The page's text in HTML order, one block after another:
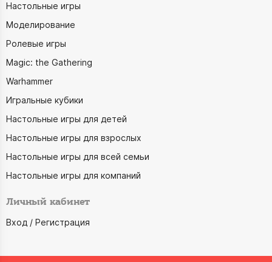
Настольные игры
Моделирование
Ролевые игры
Magic: the Gathering
Warhammer
Игральные кубики
Настольные игры для детей
Настольные игры для взрослых
Настольные игры для всей семьи
Настольные игры для компаний
Личный кабинет
Вход / Регистрация